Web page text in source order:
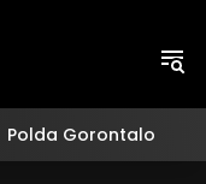
Polda Gorontalo